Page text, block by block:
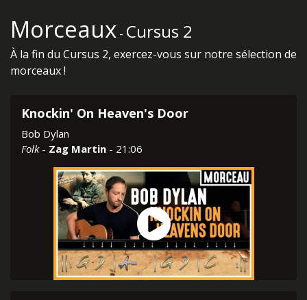
Morceaux - Cursus 2
À la fin du Cursus 2, exercez-vous sur notre sélection de
morceaux !
Knockin' On Heaven's Door
Bob Dylan
Folk - Zag Martin - 21:06